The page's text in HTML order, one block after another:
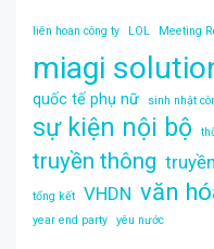
liên hoan công ty LOL Meeting
miagi
quốc tế phụ nữ sinh nhật
sự kiện nội bộ
truyền thông
tổng kết VHDN văn
year end party yêu nước